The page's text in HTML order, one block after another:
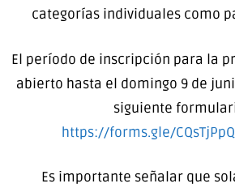
categorías individuales como
El período de inscripción para la
abierto hasta el domingo 9 de
siguiente
https://forms.gle/
Es importante señalar que